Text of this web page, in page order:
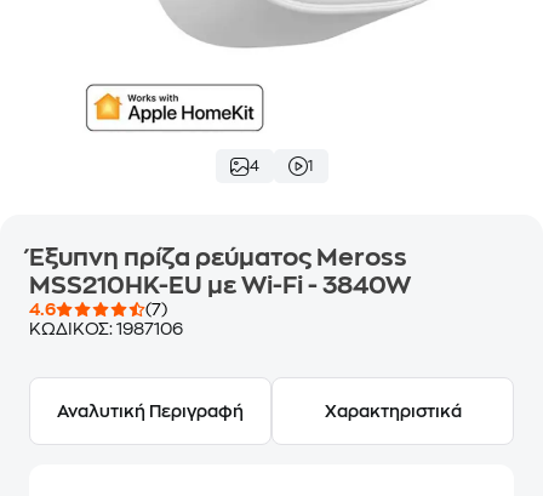
4 1
Έξυπνη πρίζα ρεύματος Meross
MSS210HK-EU με Wi-Fi - 3840W
4.6
(7)
ΚΩΔΙΚΟΣ: 1987106
Αναλυτική Περιγραφή Χαρακτηριστικά